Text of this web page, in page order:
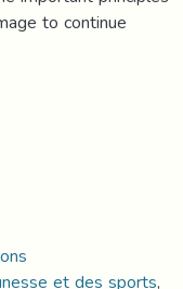
to continue
et des sports,